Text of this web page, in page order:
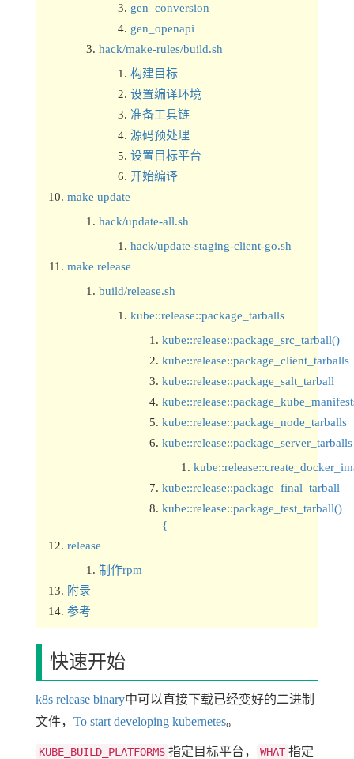
gen_conversion
gen_openapi
hack/make-rules/build.sh
构建目标
设置编译环境
准备工具链
源码预处理
设置目标平台
开始编译
make update
hack/update-all.sh
hack/update-staging-client-go.sh
make release
build/release.sh
kube::release::package_tarballs
kube::release::package_src_tarball()
kube::release::package_client_tarballs
kube::release::package_salt_tarball
kube::release::package_node_tarballs
kube::release::package_server_tarballs
kube::release::package_final_tarball
kube::release::package_test_tarball()
{
release
制作rpm
附录
参考
快速开始
k8s release binary中可以直接下载已经变好的二进制
文件， To start developing kubernetes。
KUBE_BUILD_PLATFORMS 指定目标平台， WHAT 指定